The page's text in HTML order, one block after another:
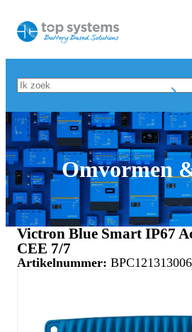
Omvormen
Victron Blue Smart IP67
CEE 7/7
Artikelnummer: BPC121313006